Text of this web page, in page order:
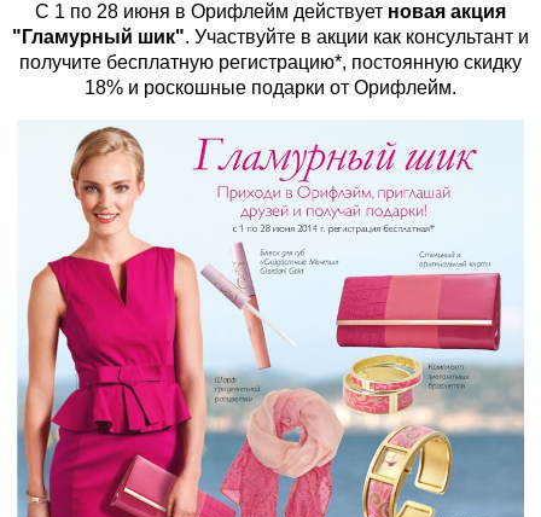
С 1 по 28 июня в Орифлейм действует новая акция
"Гламурный шик". Участвуйте в акции как консультант и
получите бесплатную регистрацию*, постоянную скидку
18% и роскошные подарки от Орифлейм.